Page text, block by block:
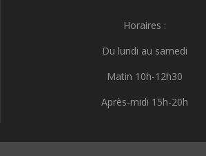
Horaires :
Du lundi au samedi
Matin 10h-12h30
Après-midi 15h-20h